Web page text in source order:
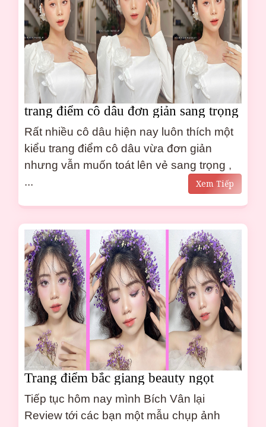
trang điểm cô dâu đơn giản sang trọng
trẻ trung tại Bắc Giang
Rất nhiều cô dâu hiện nay luôn thích một
kiểu trang điểm cô dâu vừa đơn giản
nhưng vẫn muốn toát lên vẻ sang trọng ,
...
Xem Tiếp
Trang điểm bắc giang beauty ngọt
ngào không thể bỏ qua
Tiếp tục hôm nay mình Bích Vân lại
Review tới các bạn một mẫu chụp ảnh